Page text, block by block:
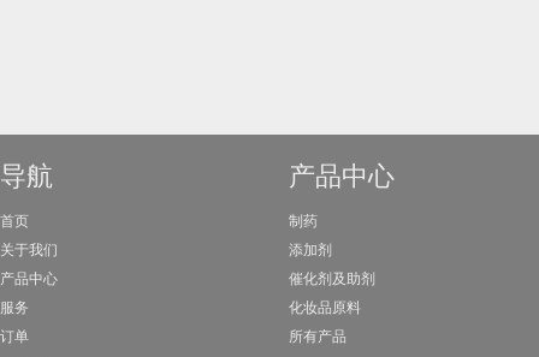
导航
首页
关于我们
产品中心
服务
订单
产品中心
制药
添加剂
催化剂及助剂
化妆品原料
所有产品